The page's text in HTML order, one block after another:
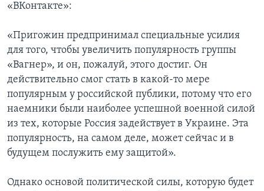
«ВКонтакте»:
«Пригожин предпринимал специальные усилия
для того, чтобы увеличить популярность группы
«Вагнер», и он, пожалуй, этого достиг. Он
действительно смог стать в какой-то мере
популярным у российской публики, потому что его
наемники были наиболее успешной военной силой
из тех, которые Россия задействует в Украине. Эта
популярность, на самом деле, может сейчас и в
будущем послужить ему защитой».
Однако основой политической силы, которую будет